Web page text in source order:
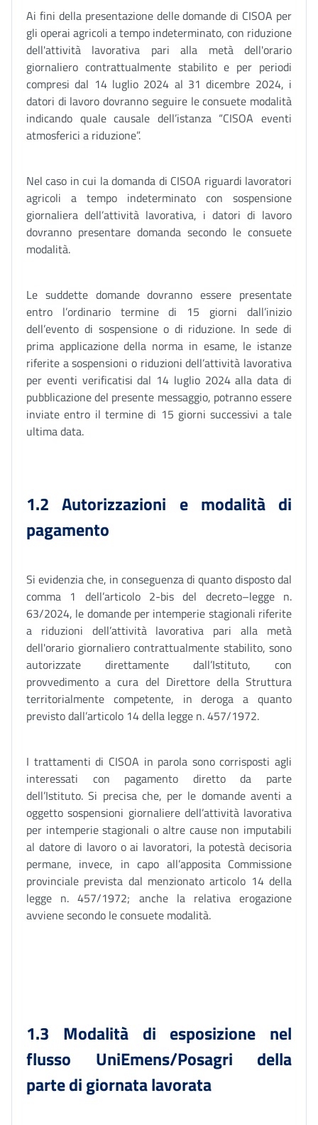
Ai fini della presentazione delle domande di CISOA per
gli operai agricoli a tempo indeterminato, con riduzione
dell'attività lavorativa pari alla metà dell'orario
giornaliero contrattualmente stabilito e per periodi
compresi dal 14 luglio 2024 al 31 dicembre 2024, i
datori di lavoro dovranno seguire le consuete modalità
indicando quale causale dell’istanza “CISOA eventi
atmosferici a riduzione”.
Nel caso in cui la domanda di CISOA riguardi lavoratori
agricoli a tempo indeterminato con sospensione
giornaliera dell’attività lavorativa, i datori di lavoro
dovranno presentare domanda secondo le consuete
modalità.
Le suddette domande dovranno essere presentate
entro l’ordinario termine di 15 giorni dall’inizio
dell’evento di sospensione o di riduzione. In sede di
prima applicazione della norma in esame, le istanze
riferite a sospensioni o riduzioni dell’attività lavorativa
per eventi verificatisi dal 14 luglio 2024 alla data di
pubblicazione del presente messaggio, potranno essere
inviate entro il termine di 15 giorni successivi a tale
ultima data.
1.2 Autorizzazioni e modalità di
pagamento
Si evidenzia che, in conseguenza di quanto disposto dal
comma 1 dell’articolo 2-bis del decreto–legge n.
63/2024, le domande per intemperie stagionali riferite
a riduzioni dell’attività lavorativa pari alla metà
dell'orario giornaliero contrattualmente stabilito, sono
autorizzate direttamente dall’Istituto, con
provvedimento a cura del Direttore della Struttura
territorialmente competente, in deroga a quanto
previsto dall’articolo 14 della legge n. 457/1972.
I trattamenti di CISOA in parola sono corrisposti agli
interessati con pagamento diretto da parte
dell’Istituto. Si precisa che, per le domande aventi a
oggetto sospensioni giornaliere dell’attività lavorativa
per intemperie stagionali o altre cause non imputabili
al datore di lavoro o ai lavoratori, la potestà decisoria
permane, invece, in capo all’apposita Commissione
provinciale prevista dal menzionato articolo 14 della
legge n. 457/1972; anche la relativa erogazione
avviene secondo le consuete modalità.
1.3 Modalità di esposizione nel
flusso UniEmens/Posagri della
parte di giornata lavorata